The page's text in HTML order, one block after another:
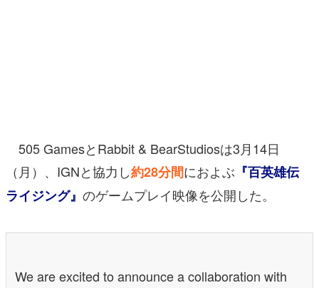
その他
電ファミニコゲーマーとは？
505 GamesとRabbit & BearStudiosは3月14日
（月）、IGNと協力し約28分間におよぶ 『百英雄伝
ライジング』 のゲームプレイ映像を公開した。
We are excited to announce a collaboration with